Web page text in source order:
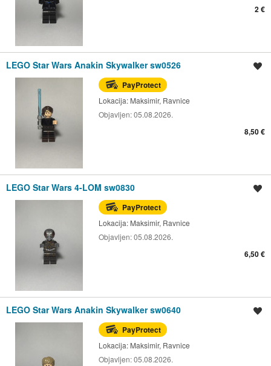
2 €
LEGO Star Wars Anakin Skywalker sw0526
PayProtect
Lokacija: Maksimir, Ravnice
Objavljen:05.08.2026.
8,50 €
LEGO Star Wars 4-LOM sw0830
PayProtect
Lokacija: Maksimir, Ravnice
Objavljen:05.08.2026.
6,50 €
LEGO Star Wars Anakin Skywalker sw0640
PayProtect
Lokacija: Maksimir, Ravnice
Objavljen:05.08.2026.